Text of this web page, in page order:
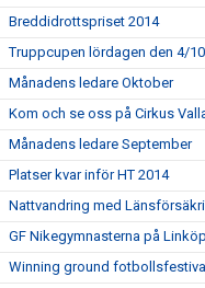
Breddidrottspriset 2014
Truppcupen lördagen den 4/
Månadens ledare Oktober
Kom och se oss på Cirkus
Månadens ledare September
Platser kvar inför HT 2014
Nattvandring med
GF Nikegymnasterna på
Winning ground fotbollsfestival